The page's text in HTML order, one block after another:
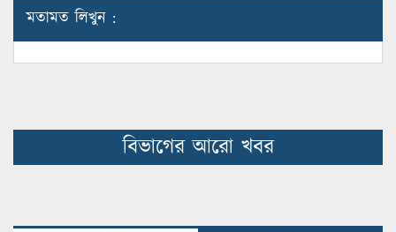
মতামত লিখুন :
বিভাগের আরো খবর